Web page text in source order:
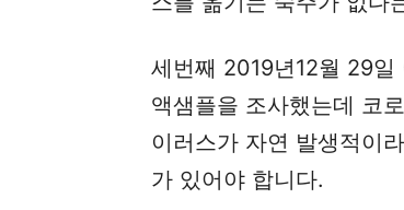
세번째 2019년12월 29
액샘플을 조사했는데 코
이러스가 자연 발생적이
가 있어야 합니다.